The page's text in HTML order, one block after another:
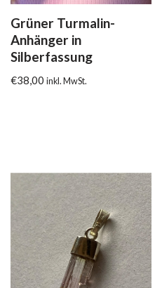
Grüner Turmalin-
Anhänger in
Silberfassung
€38,00 inkl. MwSt.